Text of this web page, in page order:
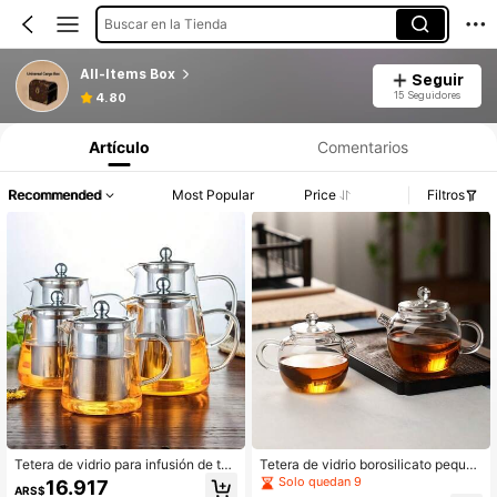
Buscar en la Tienda
All-Items Box
4.80
Seguir
15 Seguidores
Artículo Comentarios
Recommended Most Popular Price Filtros
Tetera de vidrio para infusión de té
con separación de agua, tetera de v
ARS$16.917
Tetera de vidrio borosilicato pequeñ
a para burbuja, para uso doméstico,
Solo quedan 9